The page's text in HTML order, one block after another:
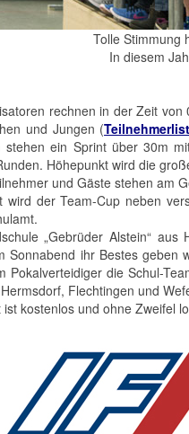
Tolle Stimmung
In diesem
rechnen in der Zeit
und Jungen (
stehen ein Sprint über 30m
Höhepunkt wird die
und Gäste stehen am
wird der Team-Cup neben
„Gebrüder Alstein“
Sonnabend ihr Bestes geben
Pokalverteidiger die Schul-
Flechtingen und
ist kostenlos und ohne Zweifel